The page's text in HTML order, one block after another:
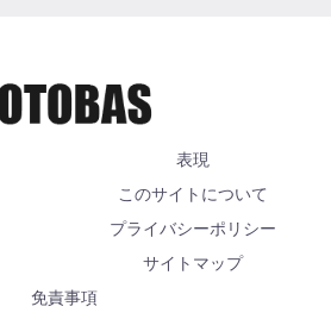
表現
このサイトについて
プライバシーポリシー
サイトマップ
免責事項